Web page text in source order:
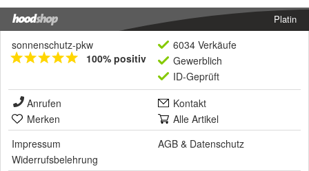
Platin
sonnenschutz-pkw
100% positiv
6034 Verkäufe
Gewerblich
ID-Geprüft
Anrufen
Kontakt
Merken
Alle Artikel
Impressum
AGB & Datenschutz
Widerrufsbelehrung